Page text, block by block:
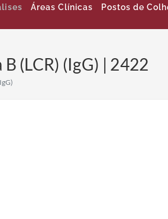
Áreas Clínicas Postos de
(LCR) (IgG) | 2422